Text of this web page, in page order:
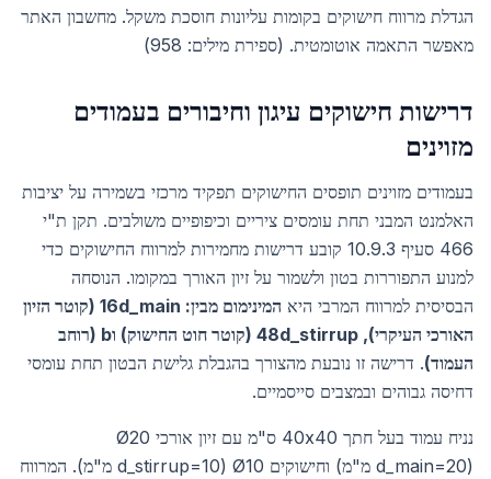
הגדלת מרווח חישוקים בקומות עליונות חוסכת משקל. מחשבון האתר
מאפשר התאמה אוטומטית. (ספירת מילים: 958)
דרישות חישוקים עיגון וחיבורים בעמודים
מזוינים
בעמודים מזוינים תופסים החישוקים תפקיד מרכזי בשמירה על יציבות
האלמנט המבני תחת עומסים ציריים וכיפופיים משולבים. תקן ת"י
466 סעיף 10.9.3 קובע דרישות מחמירות למרווח החישוקים כדי
למנוע התפוררות בטון ולשמור על זיון האורך במקומו. הנוסחה
הבסיסית למרווח המרבי היא
המינימום מבין: 16d_main (קוטר הזיון
האורכי העיקרי), 48d_stirrup (קוטר חוט החישוק) וb (רוחב
העמוד). דרישה זו נובעת מהצורך בהגבלת גלישת הבטון תחת עומסי
דחיסה גבוהים ובמצבים סייסמיים.
נניח עמוד בעל חתך 40x40 ס"מ עם זיון אורכי Ø20
(d_main=20 מ"מ) וחישוקים Ø10 (d_stirrup=10 מ"מ). המרווח